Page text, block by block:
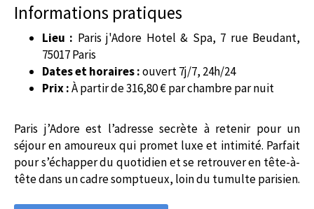
Informations pratiques
Lieu : Paris j'Adore Hotel & Spa, 7 rue Beudant,
75017 Paris
Dates et horaires :ouvert 7j/7, 24h/24
Prix :À partir de 316,80 € par chambre par nuit
Paris j’Adore est l’adresse secrète à retenir pour un
séjour en amoureux qui promet luxe et intimité. Parfait
pour s’échapper du quotidien et se retrouver en tête-à-
tête dans un cadre somptueux, loin du tumulte parisien.